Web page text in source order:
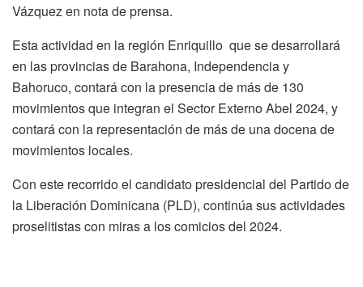
Vázquez en nota de prensa.
Esta actividad en la región Enriquillo que se desarrollará
en las provincias de Barahona, Independencia y
Bahoruco, contará con la presencia de más de 130
movimientos que integran el Sector Externo Abel 2024, y
contará con la representación de más de una docena de
movimientos locales.
Con este recorrido el candidato presidencial del Partido de
la Liberación Dominicana (PLD), continúa sus actividades
proselitistas con miras a los comicios del 2024.